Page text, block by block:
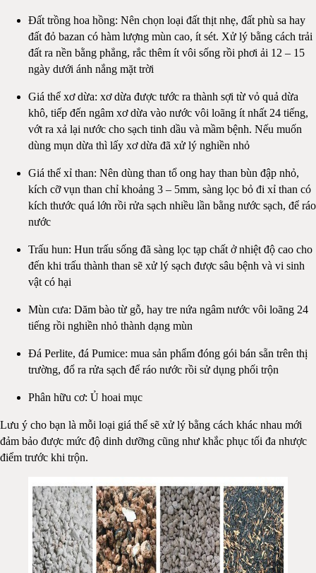
Đất trồng hoa hồng: Nên chọn loại đất thịt nhẹ, đất phù sa hay
đất đỏ bazan có hàm lượng mùn cao, ít sét. Xử lý bằng cách trải
đất ra nền bằng phẳng, rắc thêm ít vôi sống rồi phơi ải 12 – 15
ngày dưới ánh nắng mặt trời
Giá thể xơ dừa: xơ dừa được tước ra thành sợi từ vỏ quả dừa
khô, tiếp đến ngâm xơ dừa vào nước vôi loãng ít nhất 24 tiếng,
vớt ra xả lại nước cho sạch tinh dầu và mầm bệnh. Nếu muốn
dùng mụn dừa thì lấy xơ dừa đã xử lý nghiền nhỏ
Giá thể xỉ than: Nên dùng than tổ ong hay than bùn đập nhỏ,
kích cỡ vụn than chỉ khoảng 3 – 5mm, sàng lọc bỏ đi xỉ than có
kích thước quá lớn rồi rửa sạch nhiều lần bằng nước sạch, để ráo
nước
Trấu hun: Hun trấu sống đã sàng lọc tạp chất ở nhiệt độ cao cho
đến khi trấu thành than sẽ xử lý sạch được sâu bệnh và vi sinh
vật có hại
Mùn cưa: Dăm bào từ gỗ, hay tre nứa ngâm nước vôi loãng 24
tiếng rồi nghiền nhỏ thành dạng mùn
Đá Perlite, đá Pumice: mua sản phẩm đóng gói bán sẵn trên thị
trường, đổ ra rửa sạch để ráo nước rồi sử dụng phối trộn
Phân hữu cơ: Ủ hoai mục
Lưu ý cho bạn là mỗi loại giá thể sẽ xử lý bằng cách khác nhau mới
đảm bảo được mức độ dinh dưỡng cũng như khắc phục tối đa nhược
điểm trước khi trộn.